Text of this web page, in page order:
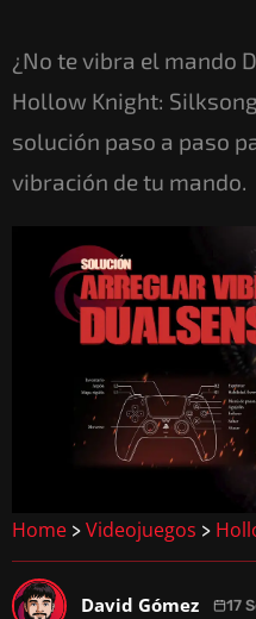
¿No te vibra el mando
Hollow Knight: Silksong
solución paso a paso
vibración de tu mando.
Home > Videojuegos >
David Gómez 17